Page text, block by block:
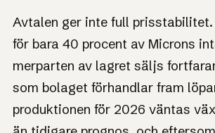
Avtalen ger inte full
för bara 40 procent av Microns
merparten av lagret säljs
som bolaget förhandlar fram
produktionen för 2026 väntas